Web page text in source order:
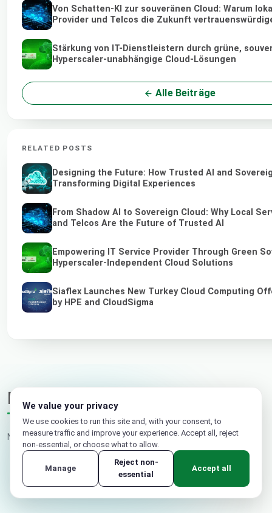
Von Schatten-KI zur souveränen Cloud: Warum
Provider und Telcos die Zukunft
Stärkung von IT-Dienstleistern durch grüne,
Hyperscaler-unabhängige Cloud-Lösungen
Alle Beiträge
RELATED POSTS
Designing the Future: How Trusted AI and
Transforming Digital Experiences
From Shadow AI to Sovereign Cloud: Why Local
and Telcos Are the Future of Trusted AI
Empowering IT Service Provider Through Green
Hyperscaler-Independent Cloud Solutions
Siaflex Launches New Turkey Cloud Computing
by HPE and CloudSigma
Kommentare
Noch keine Kommentare. Schreiben Sie den ersten.
Ihr Name
We value your privacy
We use cookies to run this site and, with your consent, to
measure traffic and improve your experience. Accept all, reject
non-essential, or choose what to allow.
Manage
Reject non-
essential
Accept all